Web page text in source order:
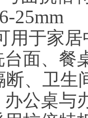
25mm
用于家
面、餐
、卫生
公桌与